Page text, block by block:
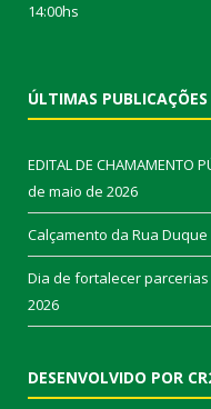
14:00hs
ÚLTIMAS PUBLICAÇÕES
EDITAL DE CHAMAMENTO
de maio de 2026
Calçamento da Rua
Dia de fortalecer
2026
DESENVOLVIDO POR